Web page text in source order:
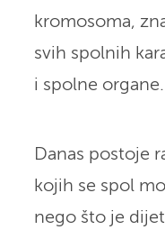
kromosoma,
svih spolnih
i spolne organe.
Danas postoje
kojih se spol
nego što je